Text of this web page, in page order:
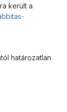
került a
határozatlan